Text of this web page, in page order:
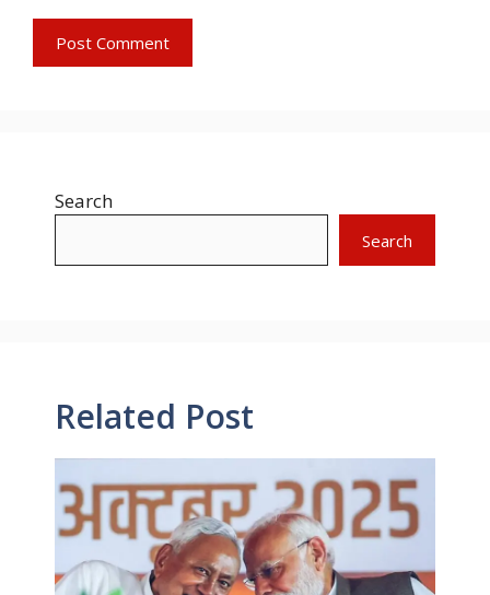
Search
Search
Related Post